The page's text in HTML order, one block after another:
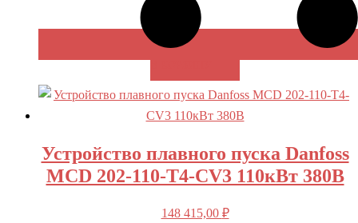
Устройство плавного пуска Danfoss
MCD 202-110-T4-CV3 110кВт 380В
148 415,00 ₽